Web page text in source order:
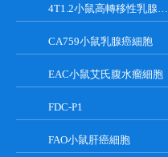
4T1.2小鼠高轉移性乳腺癌細胞
CA759小鼠乳腺癌細胞
EAC小鼠艾氏腹水瘤細胞
FDC-P1
FAO小鼠肝癌細胞